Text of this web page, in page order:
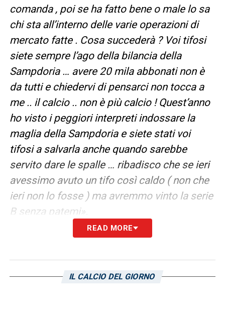
comanda , poi se ha fatto bene o male lo sa
chi sta all’interno delle varie operazioni di
mercato fatte . Cosa succederà ? Voi tifosi
siete sempre l’ago della bilancia della
Sampdoria … avere 20 mila abbonati non è
da tutti e chiedervi di pensarci non tocca a
me .. il calcio .. non è più calcio ! Quest’anno
ho visto i peggiori interpreti indossare la
maglia della Sampdoria e siete stati voi
tifosi a salvarla anche quando sarebbe
servito dare le spalle … ribadisco che se ieri
avessimo avuto un tifo così caldo ( non che
ieri non lo fosse ) ma avremmo vinto la serie
B senza patemi».
READ MORE
IL CALCIO DEL GIORNO